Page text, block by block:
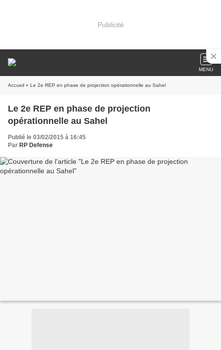
Publicité
MENU
Accueil » Le 2e REP en phase de projection opérationnelle au Sahel
Le 2e REP en phase de projection
opérationnelle au Sahel
Publié le 03/02/2015 à 16:45
Par RP Defense